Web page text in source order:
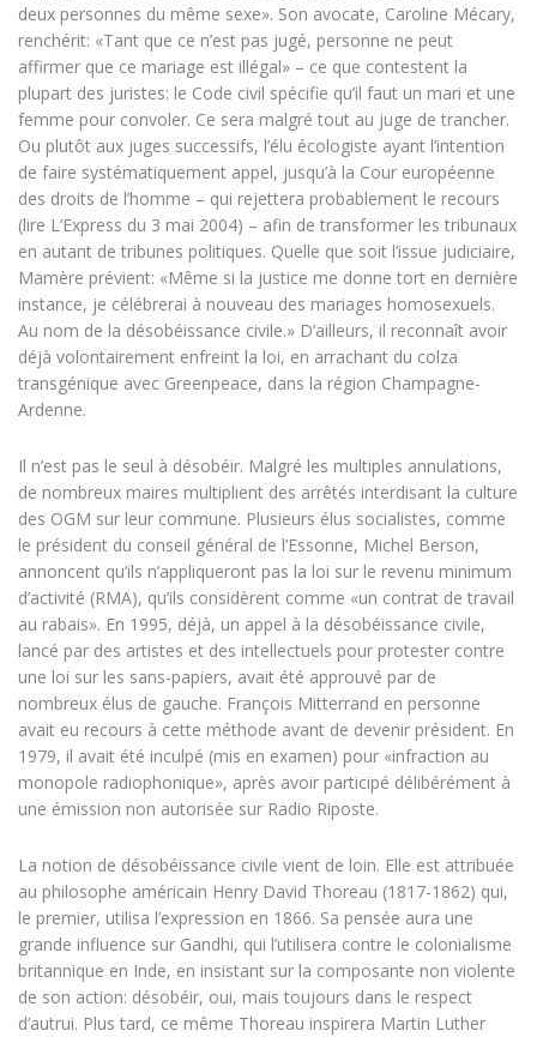
deux personnes du même sexe». Son avocate, Caroline Mécary,
renchérit: «Tant que ce n’est pas jugé, personne ne peut
affirmer que ce mariage est illégal» – ce que contestent la
plupart des juristes: le Code civil spécifie qu’il faut un mari et une
femme pour convoler. Ce sera malgré tout au juge de trancher.
Ou plutôt aux juges successifs, l’élu écologiste ayant l’intention
de faire systématiquement appel, jusqu’à la Cour européenne
des droits de l’homme – qui rejettera probablement le recours
(lire L’Express du 3 mai 2004) – afin de transformer les tribunaux
en autant de tribunes politiques. Quelle que soit l’issue judiciaire,
Mamère prévient: «Même si la justice me donne tort en dernière
instance, je célébrerai à nouveau des mariages homosexuels.
Au nom de la désobéissance civile.» D’ailleurs, il reconnaît avoir
déjà volontairement enfreint la loi, en arrachant du colza
transgénique avec Greenpeace, dans la région Champagne-
Ardenne.
Il n’est pas le seul à désobéir. Malgré les multiples annulations,
de nombreux maires multiplient des arrêtés interdisant la culture
des OGM sur leur commune. Plusieurs élus socialistes, comme
le président du conseil général de l’Essonne, Michel Berson,
annoncent qu’ils n’appliqueront pas la loi sur le revenu minimum
d’activité (RMA), qu’ils considèrent comme «un contrat de travail
au rabais». En 1995, déjà, un appel à la désobéissance civile,
lancé par des artistes et des intellectuels pour protester contre
une loi sur les sans-papiers, avait été approuvé par de
nombreux élus de gauche. François Mitterrand en personne
avait eu recours à cette méthode avant de devenir président. En
1979, il avait été inculpé (mis en examen) pour «infraction au
monopole radiophonique», après avoir participé délibérément à
une émission non autorisée sur Radio Riposte.
La notion de désobéissance civile vient de loin. Elle est attribuée
au philosophe américain Henry David Thoreau (1817-1862) qui,
le premier, utilisa l’expression en 1866. Sa pensée aura une
grande influence sur Gandhi, qui l’utilisera contre le colonialisme
britannique en Inde, en insistant sur la composante non violente
de son action: désobéir, oui, mais toujours dans le respect
d’autrui. Plus tard, ce même Thoreau inspirera Martin Luther